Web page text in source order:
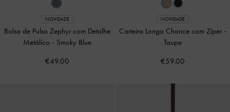
NOVIDADE
Bolsa de Pulso Zephyr com Detalhe
Metálico - Smoky Blue
€49.00
NOVIDADE
Carteira Longa Chance com Zíper -
Taupe
€59.00